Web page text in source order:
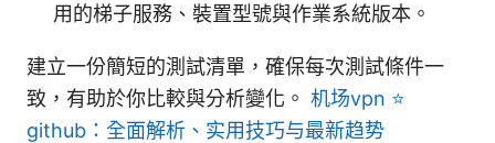
用的梯子服務、裝置型號與作業系統版本。
建立一份簡短的測試清單，確保每次測試條件一
致，有助於你比較與分析變化。 机场vpn ⭐
github：全面解析、实用技巧与最新趋势